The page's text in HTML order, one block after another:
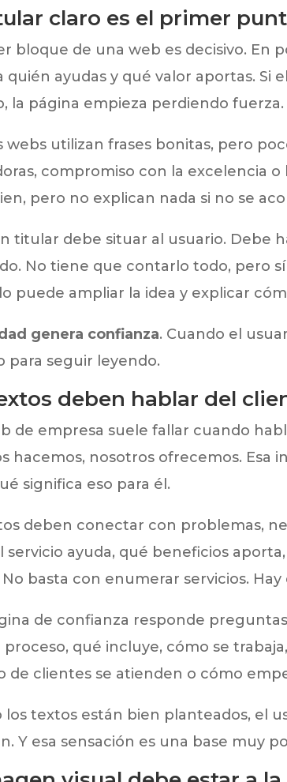
claro es el primer
bloque de una web es decisivo. En
quién ayudas y qué valor aportas.
la página empieza perdiendo fuerza.
webs utilizan frases bonitas, pero
compromiso con la excelencia
pero no explican nada si no se
titular debe situar al usuario. Debe
No tiene que contarlo todo, pero
puede ampliar la idea y explicar
genera confianza. Cuando el
para seguir leyendo.
deben hablar del
de empresa suele fallar cuando
hacemos, nosotros ofrecemos. Esa
significa eso para él.
deben conectar con problemas,
servicio ayuda, qué beneficios
basta con enumerar servicios.
de confianza responde
proceso, qué incluye, cómo se
de clientes se atienden o cómo
los textos están bien planteados, el
Y esa sensación es una base muy